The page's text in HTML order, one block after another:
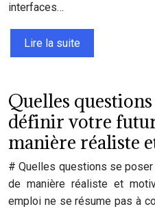
interfaces…
Lire la suite
Quelles
définir votre
manière réaliste
# Quelles questions se
de manière réaliste et
emploi ne se résume pas à